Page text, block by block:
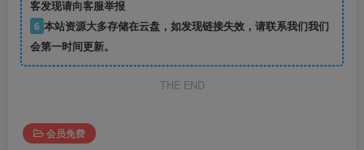
客发现请向客服举报
6 本站资源大多存储在云盘，如发现链接失效，请联系我们我们
会第一时间更新。
THE END
会员免费